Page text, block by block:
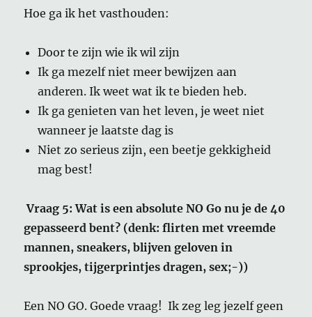
Hoe ga ik het vasthouden:
Door te zijn wie ik wil zijn
Ik ga mezelf niet meer bewijzen aan
anderen. Ik weet wat ik te bieden heb.
Ik ga genieten van het leven, je weet niet
wanneer je laatste dag is
Niet zo serieus zijn, een beetje gekkigheid
mag best!
Vraag 5: Wat is een absolute NO Go nu je de 40
gepasseerd bent? (denk: flirten met vreemde
mannen, sneakers, blijven geloven in
sprookjes, tijgerprintjes dragen, sex;-))
Een NO GO. Goede vraag! Ik zeg leg jezelf geen